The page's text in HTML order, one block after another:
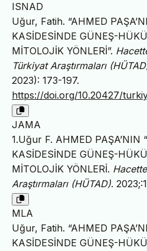
ISNAD
Uğur, Fatih. “AHMED
KASİDESİNDE GÜNEŞ-
MİTOLOJİK YÖNLERİ”.
Türkiyat Araştırmaları
2023): 173-197.
https://doi.org/10.20427/
JAMA
1.Uğur F. AHMED PAŞA’NIN
KASİDESİNDE GÜNEŞ-
MİTOLOJİK YÖNLERİ.
Araştırmaları (HÜTAD).
MLA
Uğur, Fatih. “AHMED
KASİDESİNDE GÜNEŞ-